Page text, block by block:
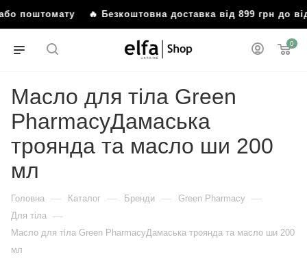
поштомату 🔥 Безкоштовна доставка від 899 грн до
0
Масло для тіла Green
PharmacyДамаська
троянда та масло ши 200
мл
Головна — Каталог — Бренди — Green Pharmacy —
Для тіла —
Масло для тіла Green PharmacyДамаська троянда та масло ши 200
мл